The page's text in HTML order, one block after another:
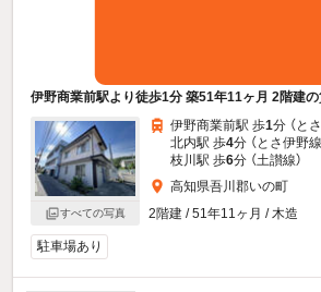
伊野商業前駅より徒歩1分 築51年11ヶ月 2階建
すべての写真
伊野商業前駅 歩1分 （と
北内駅 歩4分 （とさ伊野線
枝川駅 歩6分 （土讃線）
高知県吾川郡いの町
2階建 / 51年11ヶ月 / 木造
駐車場あり